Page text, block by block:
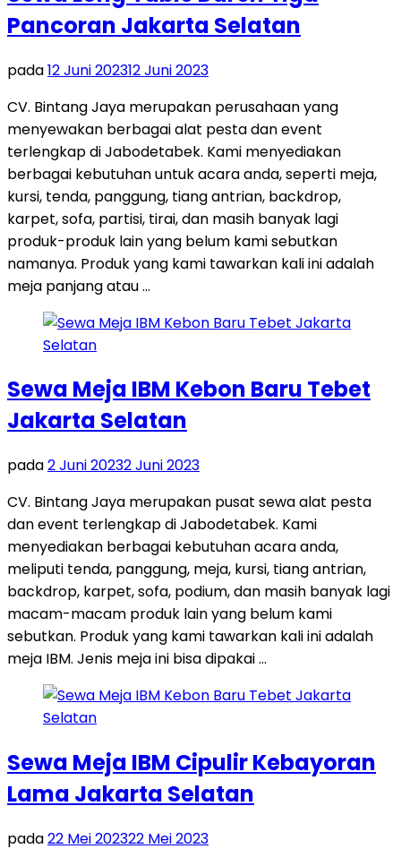
Pancoran Jakarta Selatan
pada12 Juni 202312 Juni 2023
CV. Bintang Jaya merupakan perusahaan yang
menyewakan berbagai alat pesta dan event
terlengkap di Jabodetabek. Kami menyediakan
berbagai kebutuhan untuk acara anda, seperti meja,
kursi, tenda, panggung, tiang antrian, backdrop,
karpet, sofa, partisi, tirai, dan masih banyak lagi
produk-produk lain yang belum kami sebutkan
namanya. Produk yang kami tawarkan kali ini adalah
meja panjang atau …
Sewa Meja IBM Kebon Baru Tebet
Jakarta Selatan
pada2 Juni 20232 Juni 2023
CV. Bintang Jaya merupakan pusat sewa alat pesta
dan event terlengkap di Jabodetabek. Kami
menyediakan berbagai kebutuhan acara anda,
meliputi tenda, panggung, meja, kursi, tiang antrian,
backdrop, karpet, sofa, podium, dan masih banyak lagi
macam-macam produk lain yang belum kami
sebutkan. Produk yang kami tawarkan kali ini adalah
meja IBM. Jenis meja ini bisa dipakai …
Sewa Meja IBM Cipulir Kebayoran
Lama Jakarta Selatan
pada22 Mei 202322 Mei 2023